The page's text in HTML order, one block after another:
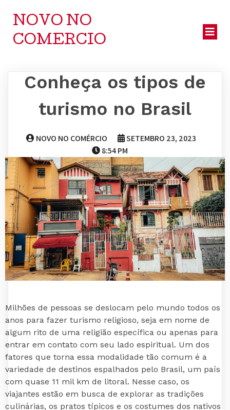
NOVO NO
COMERCIO
Conheça os tipos de
turismo no Brasil
NOVO NO COMÉRCIO
SETEMBRO 23, 2023
8:54 PM
Milhões de pessoas se deslocam pelo mundo todos os
anos para fazer turismo religioso, seja em nome de
algum rito de uma religião específica ou apenas para
entrar em contato com seu lado espiritual. Um dos
fatores que torna essa modalidade tão comum é a
variedade de destinos espalhados pelo Brasil, um país
com quase 11 mil km de litoral. Nesse caso, os
viajantes estão em busca de explorar as tradições
culinárias, os pratos típicos e os costumes dos nativos